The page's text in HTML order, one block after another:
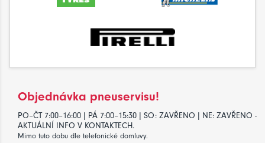
Objednávka pneuservisu!
PO–ČT 7:00–16:00 | PÁ 7:00–15:30 | SO: ZAVŘENO | NE: ZAVŘENO -
AKTUÁLNÍ INFO V KONTAKTECH.
Mimo tuto dobu dle telefonické domluvy.